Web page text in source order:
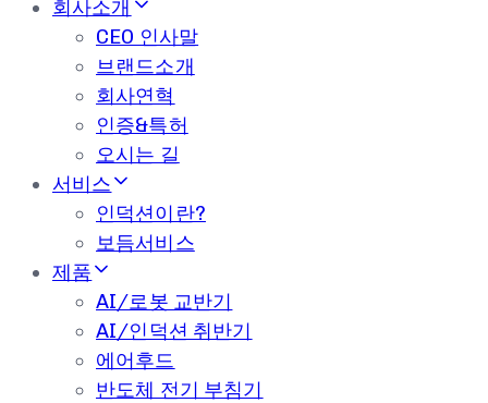
회사소개
CEO 인사말
브랜드소개
회사연혁
인증&특허
오시는 길
서비스
인덕션이란?
보듬서비스
제품
AI/로봇 교반기
AI/인덕션 취반기
에어후드
반도체 전기 부침기